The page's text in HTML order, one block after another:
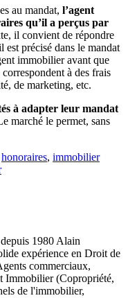
au mandat, l’agent
qu’il a perçus par
il convient de répondre
est précisé dans le mandat
immobilier avant que
à des frais
de marketing, etc.
à adapter leur mandat
marché le permet, sans
honoraires, immobilier
1980 Alain
expérience en Droit de
commerciaux,
Immobilier (Copropriété,
de l'immobilier,